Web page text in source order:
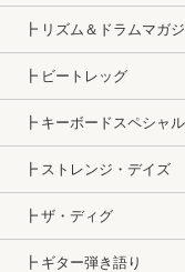
┣ リズム＆ドラムマガ
┣ ビートレッグ
┣ キーボードスペシャル
┣ ストレンジ・デイズ
┣ ザ・ディグ
┣ ギター弾き語り